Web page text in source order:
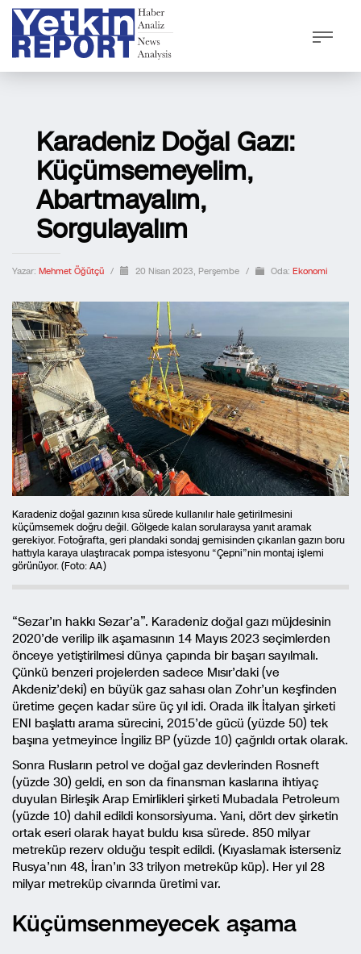
Karadeniz Doğal Gazı:
Küçümsemeyelim,
Abartmayalım,
Sorgulayalım
Yazar: Mehmet Öğütçü / 20 Nisan 2023, Perşembe / Oda: Ekonomi
Karadeniz doğal gazının kısa sürede kullanılır hale getirilmesini
küçümsemek doğru değil. Gölgede kalan sorularaysa yanıt aramak
gerekiyor. Fotoğrafta, geri plandaki sondaj gemisinden çıkarılan gazın boru
hattıyla karaya ulaştıracak pompa istesyonu “Çepni”nin montaj işlemi
görünüyor. (Foto: AA)
“Sezar’ın hakkı Sezar’a”. Karadeniz doğal gazı müjdesinin
2020’de verilip ilk aşamasının 14 Mayıs 2023 seçimlerden
önceye yetiştirilmesi dünya çapında bir başarı sayılmalı.
Çünkü benzeri projelerden sadece Mısır’daki (ve
Akdeniz’deki) en büyük gaz sahası olan Zohr’un keşfinden
üretime geçen kadar süre üç yıl idi. Orada ilk İtalyan şirketi
ENI başlattı arama sürecini, 2015’de gücü (yüzde 50) tek
başına yetmeyince İngiliz BP (yüzde 10) çağrıldı ortak olarak.
Sonra Rusların petrol ve doğal gaz devlerinden Rosneft
(yüzde 30) geldi, en son da finansman kaslarına ihtiyaç
duyulan Birleşik Arap Emirlikleri şirketi Mubadala Petroleum
(yüzde 10) dahil edildi konsorsiyuma. Yani, dört dev şirketin
ortak eseri olarak hayat buldu kısa sürede. 850 milyar
metreküp rezerv olduğu tespit edildi. (Kıyaslamak isterseniz
Rusya’nın 48, İran’ın 33 trilyon metreküp küp). Her yıl 28
milyar metreküp civarında üretimi var.
Küçümsenmeyecek aşama